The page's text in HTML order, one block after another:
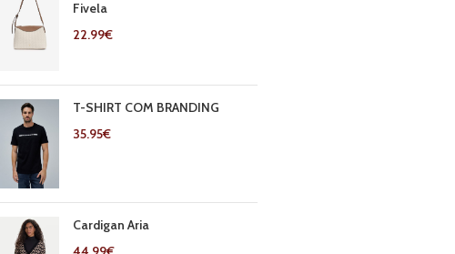
Fivela
22.99€
T-SHIRT COM BRANDING
35.95€
Cardigan Aria